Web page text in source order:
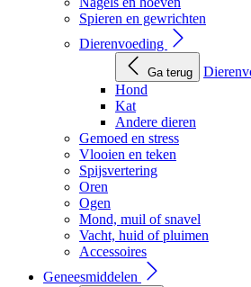
Spieren en gewrichten
Dierenvoeding
Ga terug
Hond
Kat
Andere dieren
Gemoed en stress
Vlooien en teken
Spijsvertering
Oren
Ogen
Mond, muil of snavel
Vacht, huid of pluimen
Accessoires
Geneesmiddelen